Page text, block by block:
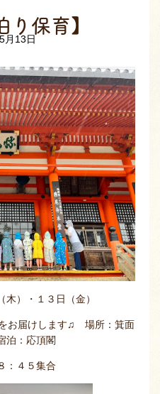
保育】
月13日
）・１３日（金）
お届けします♫ 場所：箕面
泊：応頂閣
：４５集合